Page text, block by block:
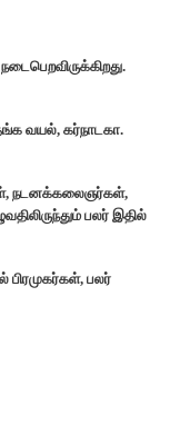
வயல், கர்நாடகா.
நடனக்கலைஞர்கள்,
பலர் இதில்
பலர்